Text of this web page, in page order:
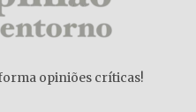
opiniões críticas!